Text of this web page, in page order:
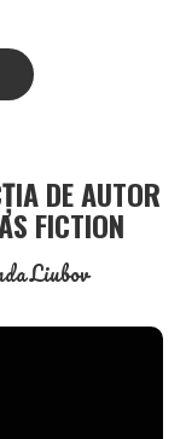
DE AUTOR
FICTION
Liubov